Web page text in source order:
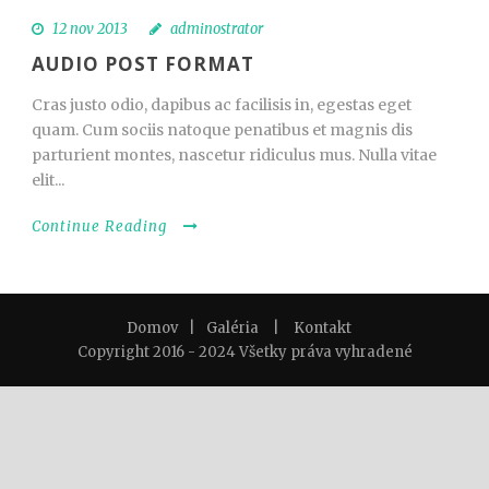
12 nov 2013 adminostrator
AUDIO POST FORMAT
Cras justo odio, dapibus ac facilisis in, egestas eget
quam. Cum sociis natoque penatibus et magnis dis
parturient montes, nascetur ridiculus mus. Nulla vitae
elit...
Continue Reading
Domov Galéria
Kontakt
Copyright 2016 - 2024 Všetky práva vyhradené